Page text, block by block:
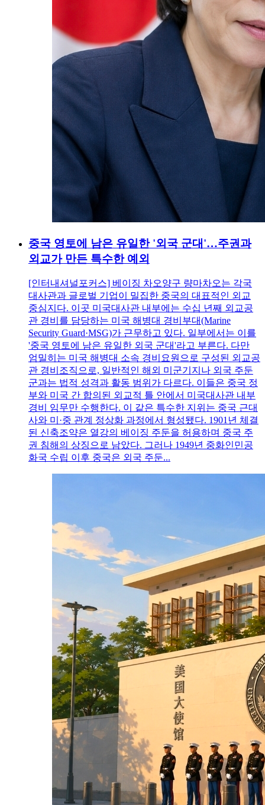
중국 영토에 남은 유일한 '외국 군대'…주권과
외교가 만든 특수한 예외
[인터내셔널포커스] 베이징 차오양구 량마차오는 각국
대사관과 글로벌 기업이 밀집한 중국의 대표적인 외교
중심지다. 이곳 미국대사관 내부에는 수십 년째 외교공
관 경비를 담당하는 미국 해병대 경비부대(Marine
Security Guard·MSG)가 근무하고 있다. 일부에서는 이를
'중국 영토에 남은 유일한 외국 군대'라고 부른다. 다만
엄밀히는 미국 해병대 소속 경비요원으로 구성된 외교공
관 경비조직으로, 일반적인 해외 미군기지나 외국 주둔
군과는 법적 성격과 활동 범위가 다르다. 이들은 중국 정
부와 미국 간 합의된 외교적 틀 안에서 미국대사관 내부
경비 임무만 수행한다. 이 같은 특수한 지위는 중국 근대
사와 미·중 관계 정상화 과정에서 형성됐다. 1901년 체결
된 신축조약은 열강의 베이징 주둔을 허용하며 중국 주
권 침해의 상징으로 남았다. 그러나 1949년 중화인민공
화국 수립 이후 중국은 외국 주둔...